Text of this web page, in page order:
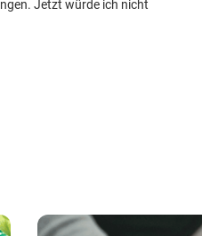
Jetzt würde ich nicht